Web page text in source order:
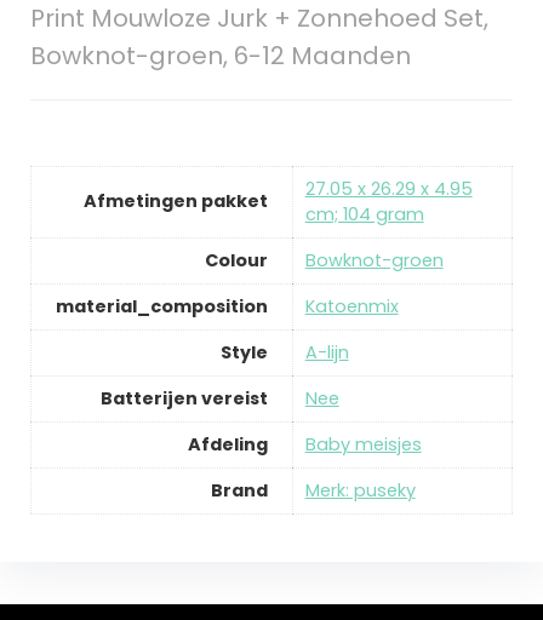
Print Mouwloze Jurk + Zonnehoed Set,
Bowknot-groen, 6-12 Maanden
Afmetingen pakket
27.05 x 26.29 x 4.95
cm; 104 gram
Colour
Bowknot-groen
material_composition
Katoenmix
Style
A-lijn
Batterijen vereist
Nee
Afdeling
Baby meisjes
Brand
Merk: puseky